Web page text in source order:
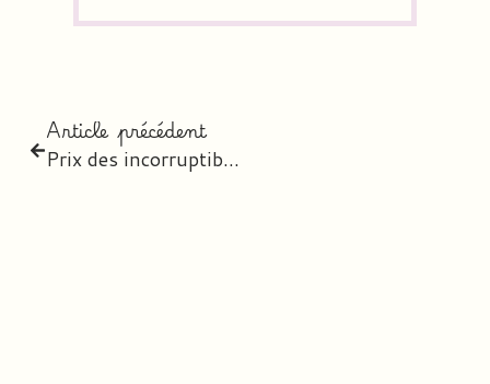
Article précédent
Prix des incorruptibles 2024/2025